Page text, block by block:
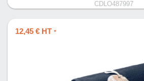
CDLO487997
12,45 € HT *